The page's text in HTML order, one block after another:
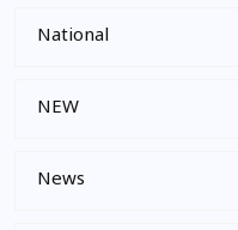
National
NEW
News